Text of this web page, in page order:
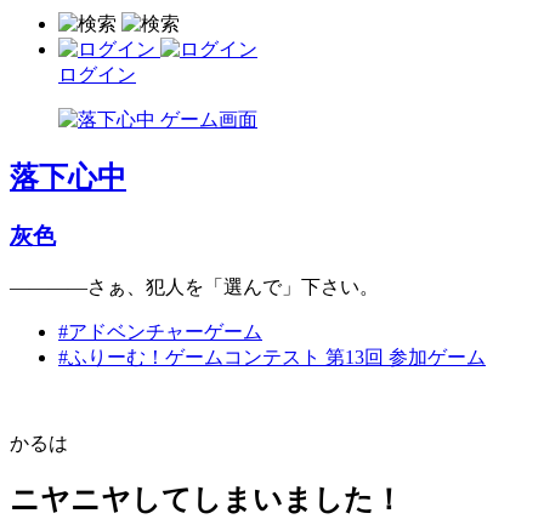
ログイン
落下心中
灰色
――――さぁ、犯人を「選んで」下さい。
#アドベンチャーゲーム
#ふりーむ！ゲームコンテスト 第13回 参加ゲーム
かるは
ニヤニヤしてしまいました！